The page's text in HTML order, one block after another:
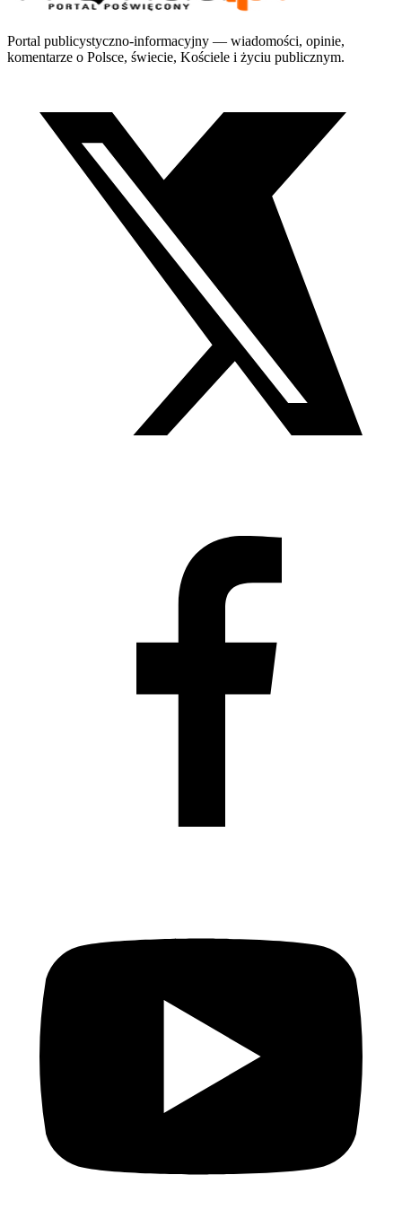
Portal publicystyczno-informacyjny — wiadomości, opinie,
komentarze o Polsce, świecie, Kościele i życiu publicznym.